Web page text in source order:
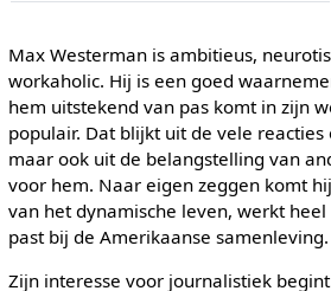
Max Westerman is ambitieus,
workaholic. Hij is een goed
hem uitstekend van pas komt in zijn
populair. Dat blijkt uit de vele reacties
maar ook uit de belangstelling van
voor hem. Naar eigen zeggen komt
van het dynamische leven, werkt
past bij de Amerikaanse samenleving.
Zijn interesse voor journalistiek